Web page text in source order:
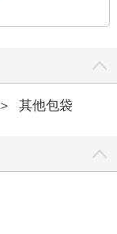
＞ 其他包袋